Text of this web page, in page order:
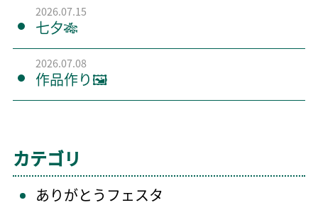
2026.07.15
七夕🎋
2026.07.08
作品作り🖼️
カテゴリ
ありがとうフェスタ